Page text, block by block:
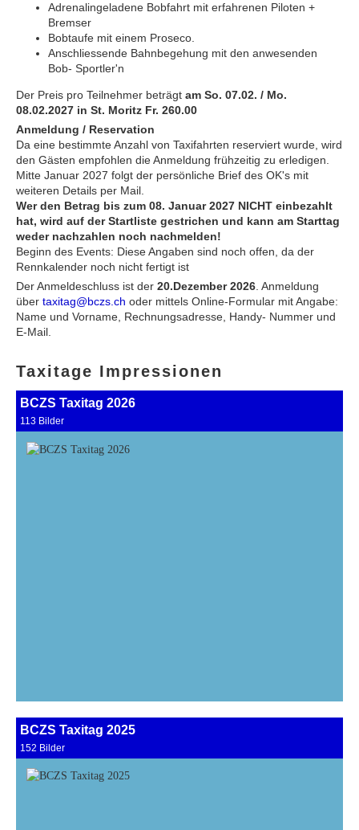
Adrenalingeladene Bobfahrt mit erfahrenen Piloten +
Bremser
Bobtaufe mit einem Proseco.
Anschliessende Bahnbegehung mit den anwesenden
Bob- Sportler'n
Der Preis pro Teilnehmer beträgt am So. 07.02. / Mo.
08.02.2027 in St. Moritz Fr. 260.00
Anmeldung / Reservation
Da eine bestimmte Anzahl von Taxifahrten reserviert wurde, wird
den Gästen empfohlen die Anmeldung frühzeitig zu erledigen.
Mitte Januar 2027 folgt der persönliche Brief des OK's mit
weiteren Details per Mail.
Wer den Betrag bis zum 08. Januar 2027 NICHT einbezahlt
hat, wird auf der Startliste gestrichen und kann am Starttag
weder nachzahlen noch nachmelden!
Beginn des Events: Diese Angaben sind noch offen, da der
Rennkalender noch nicht fertigt ist
Der Anmeldeschluss ist der 20.Dezember 2026 . Anmeldung
über taxitag@bczs.ch oder mittels Online-Formular mit Angabe:
Name und Vorname, Rechnungsadresse, Handy- Nummer und
E-Mail.
Taxitage Impressionen
BCZS Taxitag 2026
113 Bilder
BCZS Taxitag 2025
152 Bilder